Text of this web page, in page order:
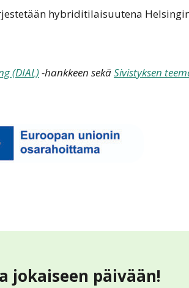
hybriditilaisuutena
(DIAL)-hankkeen sekäSivistyksen
jokaiseen päivään!